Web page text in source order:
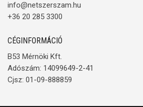
info@netszerszam.hu
+36 20 285 3300
CÉGINFORMÁCIÓ
B53 Mérnöki Kft.
Adószám: 14099649-2-41
Cjsz: 01-09-888859